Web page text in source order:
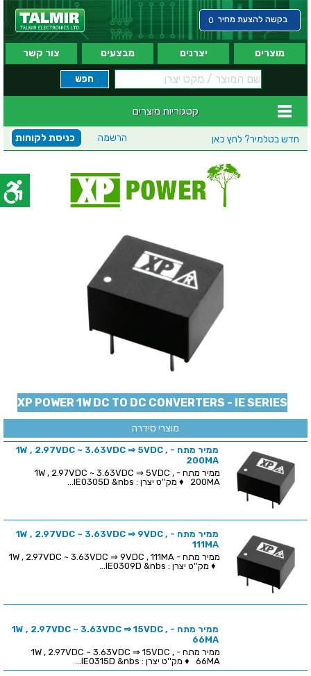
בקשה להצעת מחיר 0
מוצרים יצרנים מבצעים צור קשר
קטגוריות מוצרים
חדש בטלמיר? לחץ כאן כניסת לקוחות הרשמה
XP POWER 1W DC TO DC CONVERTERS - IE SERIES
מוצרי סידרה
ממיר מתח - 1W , 2.97VDC ~ 3.63VDC ⇒ 5VDC ,
200MA
ממיר מתח - 1W , 2.97VDC ~ 3.63VDC ⇒ 5VDC ,
200MA ♦ מק''ט יצרן : IE0305D &nbs...
ממיר מתח - 1W , 2.97VDC ~ 3.63VDC ⇒ 9VDC ,
111MA
ממיר מתח - 1W , 2.97VDC ~ 3.63VDC ⇒ 9VDC , 111MA
♦ מק''ט יצרן : IE0309D &nbs...
ממיר מתח - 1W , 2.97VDC ~ 3.63VDC ⇒ 15VDC ,
66MA
ממיר מתח - 1W , 2.97VDC ~ 3.63VDC ⇒ 15VDC ,
66MA ♦ מק''ט יצרן : IE0315D &nbs...